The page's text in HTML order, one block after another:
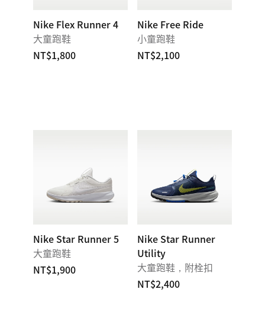
Nike Flex Runner 4
大童跑鞋
NT$1,800
Nike Free Ride
小童跑鞋
NT$2,100
Nike Star Runner 5
大童跑鞋
NT$1,900
Nike Star Runner
Utility
大童跑鞋，附栓扣
NT$2,400